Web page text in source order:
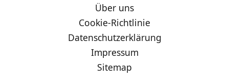
Über uns
Cookie-Richtlinie
Datenschutzerklärung
Impressum
Sitemap